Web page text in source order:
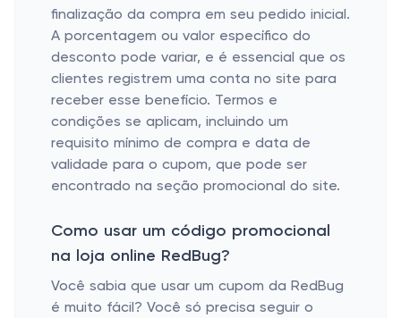
finalização da compra em seu pedido inicial.
A porcentagem ou valor específico do
desconto pode variar, e é essencial que os
clientes registrem uma conta no site para
receber esse benefício. Termos e
condições se aplicam, incluindo um
requisito mínimo de compra e data de
validade para o cupom, que pode ser
encontrado na seção promocional do site.
Como usar um código promocional
na loja online RedBug?
Você sabia que usar um cupom da RedBug
é muito fácil? Você só precisa seguir o